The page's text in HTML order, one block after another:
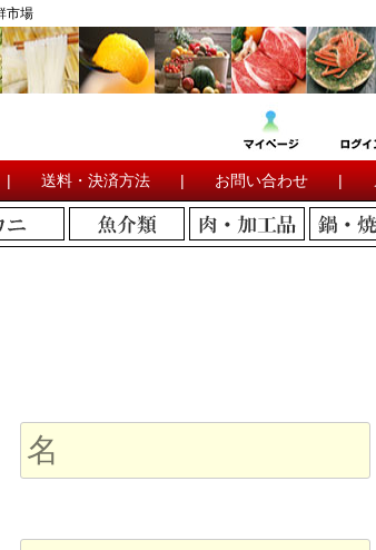
市場
| 送料・決済方法 | お問い合わせ |